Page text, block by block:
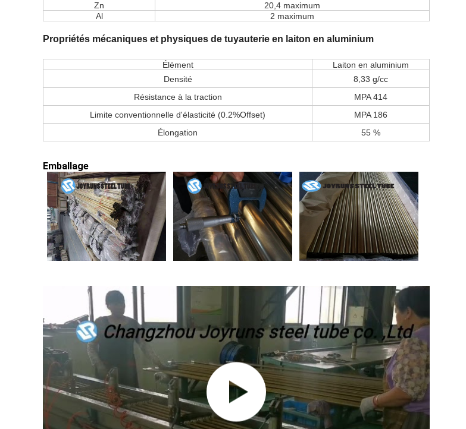
Zn
20,4 maximum
Al
2 maximum
Propriétés mécaniques et physiques de tuyauterie en laiton en aluminium
Élément
Laiton en aluminium
Densité
8,33 g/cc
Résistance à la traction
MPA 414
Limite conventionnelle d'élasticité (0.2%Offset)
MPA 186
Élongation
55 %
Emballage